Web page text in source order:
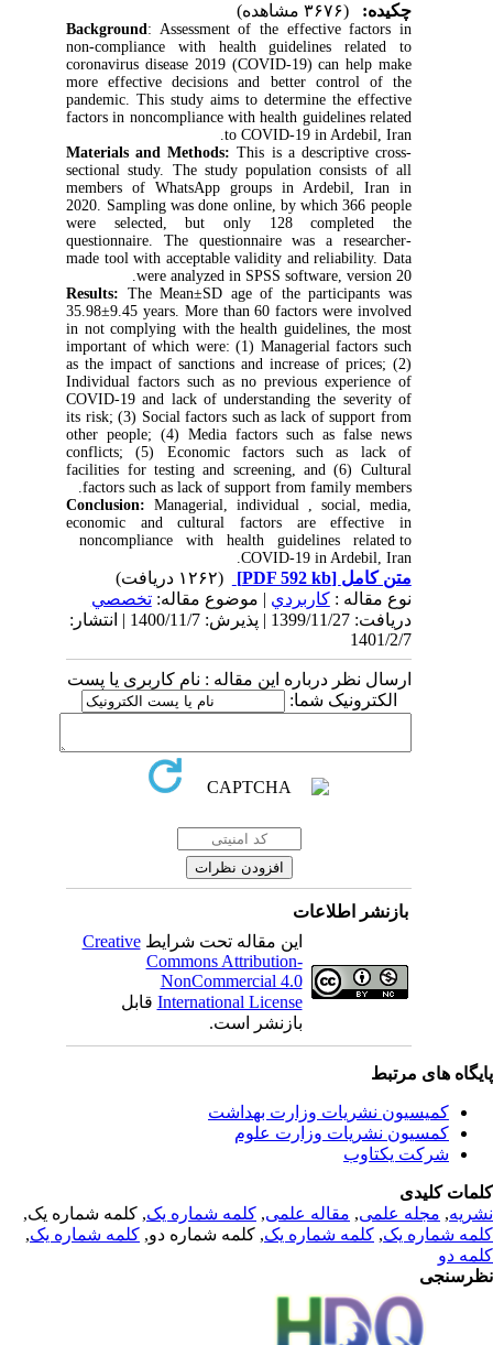
چکیده:
Background: Assessment of the effective factors in
non-compliance with health guidelines related to
coronavirus disease 2019 (COVID-19) can help make
more effective decisions and better control of the
pandemic. This study aims to determine the effective
factors in noncompliance with health guidelines related
to COVID-19 in Ardebil, Iran.
Materials and Methods:This is a descriptive cross-
sectional study. The study population consists of all
members of WhatsApp groups in Ardebil, Iran in
2020. Sampling was done online, by which 366 people
were selected, but only 128 completed the
questionnaire. The questionnaire was a researcher-
made tool with acceptable validity and reliability. Data
were analyzed in SPSS software, version 20.
Results:The Mean±SD age of the participants was
35.98±9.45 years. More than 60 factors were involved
in not complying with the health guidelines, the most
important of which were: (1) Managerial factors such
as the impact of sanctions and increase of prices; (2)
Individual factors such as no previous experience of
COVID-19 and lack of understanding the severity of
its risk; (3) Social factors such as lack of support from
other people; (4) Media factors such as false news
conflicts; (5) Economic factors such as lack of
facilities for testing and screening, and (6) Cultural
factors such as lack of support from family members.
Conclusion:Managerial, individual , social, media,
economic and cultural factors are effective in
noncompliance with health guidelines related to
COVID-19 in Ardebil, Iran.
متن کامل[PDF 592 kb]
نوع مقاله : كاربردي| موضوع مقاله:تخصصي
دریافت: 1399/11/27 | پذیرش: 1400/11/7 | انتشار:
1401/2/7
ارسال نظر درباره این مقاله : نام کاربری یا پست
الکترونیک شما:
بازنشر اطلاعات
این مقاله تحت شرایطCreative
Commons Attribution-
NonCommercial 4.0
International Licenseقابل
بازنشر است.
های مرتبط
کمیسیون نشریات وزارت بهداشت
کمسیون نشریات وزارت علوم
شرکت یکتاوب
کلیدی
,مجله علمی, مقاله علمی, کلمه شماره یک, کلمه شماره یک,
شماره یک,کلمه شماره یک, کلمه شماره دو,کلمه شماره یک,
دو